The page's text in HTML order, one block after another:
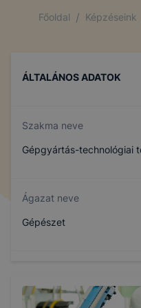
Főoldal / Képzéseink
ÁLTALÁNOS ADATOK
Szakma neve
Gépgyártás-technológiai
Ágazat neve
Gépészet
507151006